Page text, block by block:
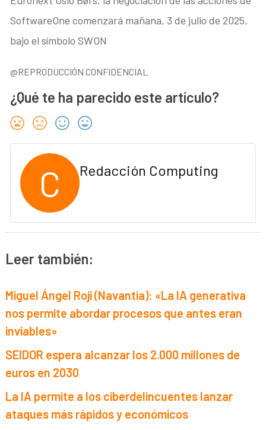
SoftwareOne comenzará mañana, 3 de julio de 2025,
bajo el símbolo SWON
@REPRODUCCIÓN CONFIDENCIAL
¿Qué te ha parecido este artículo?
C Redacción Computing
Leer también:
Miguel Ángel Roji (Navantia): «La IA generativa
nos permite abordar procesos que antes eran
inviables»
SEIDOR espera alcanzar los 2.000 millones de
euros en 2030
La IA permite a los ciberdelincuentes lanzar
ataques más rápidos y económicos